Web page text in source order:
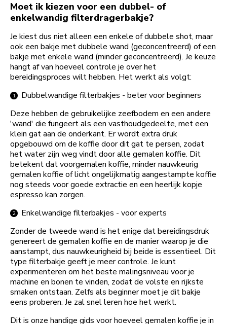
Moet ik kiezen voor een dubbel- of
enkelwandig filterdragerbakje?
Je kiest dus niet alleen een enkele of dubbele shot, maar
ook een bakje met dubbele wand (geconcentreerd) of een
bakje met enkele wand (minder geconcentreerd). Je keuze
hangt af van hoeveel controle je over het
bereidingsproces wilt hebben. Het werkt als volgt:
Dubbelwandige filterbakjes - beter voor beginners
Deze hebben de gebruikelijke zeefbodem en een andere
'wand' die fungeert als een vasthoudgedeelte, met een
klein gat aan de onderkant. Er wordt extra druk
opgebouwd om de koffie door dit gat te persen, zodat
het water zijn weg vindt door alle gemalen koffie. Dit
betekent dat voorgemalen koffie, minder nauwkeurig
gemalen koffie of licht ongelijkmatig aangestampte koffie
nog steeds voor goede extractie en een heerlijk kopje
espresso kan zorgen.
Enkelwandige filterbakjes - voor experts
Zonder de tweede wand is het enige dat bereidingsdruk
genereert de gemalen koffie en de manier waarop je die
aanstampt, dus nauwkeurigheid bij beide is essentieel. Dit
type filterbakje geeft je meer controle. Je kunt
experimenteren om het beste malingsniveau voor je
machine en bonen te vinden, zodat de volste en rijkste
smaken ontstaan. Zelfs als beginner moet je dit bakje
eens proberen. Je zal snel leren hoe het werkt.
Dit is onze handige gids voor hoeveel gemalen koffie je in